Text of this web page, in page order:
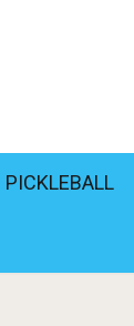
PICKLEBALL